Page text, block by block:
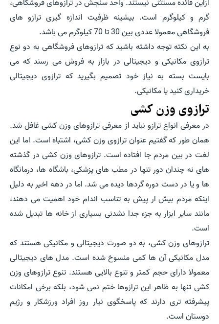
گرم و کیلوگرم است. بیشینه ظرفیت اندازه گیری ترازو های
فروشگاهی معمولا عددی بین 30 تا 70 کیلوگرم می باشد.
به این نکته توجه داشته باشید که ترازوهای فروشگاهی به دو نوع
ترازوی مکانیکی و دیجیتالی در بازار به فروش می رسند که می
بایست بسته به نیاز خود تصمیم بگیرید که ترازوی دیجیتالی
خریداری کنید یا مکانیکی.
ترازوی وزن کشی
در معرفی انواع ترازو نباید از معرفی ترازوهای وزن کشی غافل شد.
همان طور که گفتیم عنوان ترازوی وزن کشی، اشتباه است. اما این
لغت در بین مردم جا افتاده است. ترازوهای وزن کشی در گذشته
های نه چندان دور تنها در مطب های پزشکی، باشگاه ها، درمانگاه
ها و یا در دست دوره گردها دیده می شد. اما در دهه اخیر به دلیل
اینکه مردم بیش ار پیش به تناسب اندام خود اهمیت می دهند،
مانند سایر ابزار به جزء جدا نشدنی بسیاری از خانه ها تبدیل شده
است.
ترازوهای وزن کشی، به دو صورت دیجیتالی و مکانیکی هستند که
مدل مکانیکی آن ها کمی منسوخ شده است. مدل های دیجیتالی
معمولا دارای حجم کمتر و تنوع بالایی هستند. تنوع ترازوهای وزن
کشی تنها به ظاهر این ترازوها ختم نمی شود، بلکه برخی امکانات
پیشرفته تری دارند که پاسخگوی نیار روز افراد ورزشکار و رژیم
دوستان است.